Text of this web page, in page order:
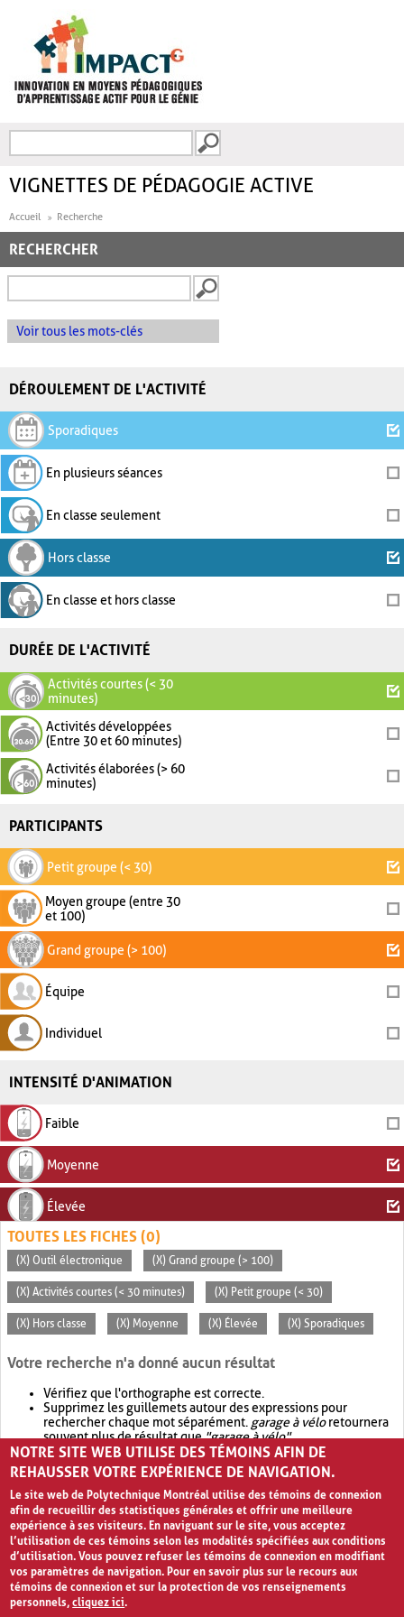
FORMULAIRE DE
VIGNETTES DE PÉDAGOGIE ACTIVE
Accueil Recherche
RECHERCHER
Voir tous les mots-clés
DÉROULEMENT DE L'ACTIVITÉ
Sporadiques
En plusieurs séances
En classe seulement
Hors classe
En classe et hors classe
DURÉE DE L'ACTIVITÉ
Activités courtes (< 30
minutes)
Activités développées
(Entre 30 et 60 minutes)
Activités élaborées (> 60
minutes)
PARTICIPANTS
Petit groupe (< 30)
Moyen groupe (entre 30
et 100)
Grand groupe (> 100)
Équipe
Individuel
INTENSITÉ D'ANIMATION
Faible
Moyenne
Élevée
TOUTES LES FICHES (0)
(X) Outil électronique (X) Grand groupe (> 100)
(X) Activités courtes (< 30 minutes) (X) Petit groupe (< 30)
(X) Hors classe (X) Moyenne (X) Élevée (X) Sporadiques
Votre recherche n'a donné aucun résultat
Vérifiez que l'orthographe est correcte.
Supprimez les guillemets autour des expressions pour
rechercher chaque mot séparément. garage à véloretournera
souvent plus de résultat que"garage à vélo".
Envisagez d'élargir votre recherche avec OR.garage OR vélo
retournera souvent plus de résultat quegarage à vélo
NOTRE SITE WEB UTILISE DES TÉMOINS AFIN DE
REHAUSSER VOTRE EXPÉRIENCE DE NAVIGATION.
Le site web de Polytechnique Montréal utilise des témoins de connexion
afin de recueillir des statistiques générales et offrir une meilleure
expérience à ses visiteurs. En naviguant sur le site, vous acceptez
l’utilisation de ces témoins selon les modalités spécifiées aux conditions
d’utilisation. Vous pouvez refuser les témoins de connexion en modifiant
vos paramètres de navigation. Pour en savoir plus sur le recours aux
témoins de connexion et sur la protection de vos renseignements
personnels,cliquez ici.